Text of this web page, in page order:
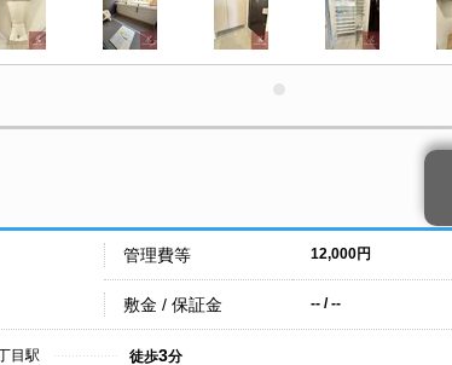
管理費等 12,000円
敷金 / 保証金 -- / --
目駅 徒歩3分